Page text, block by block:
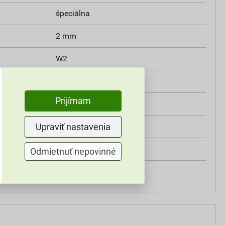
špeciálna
2 mm
W2
V2
MO8C
Weber
Prijímam
Upraviť nastavenia
Odmietnuť nepovinné